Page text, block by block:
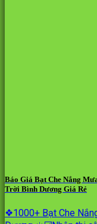
Báo Giá Bạt Che Nắng
Trời Bình Dương Giá Rẻ
❖1000+ Bạt Che